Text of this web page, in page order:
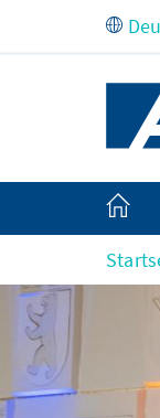
Zum Hauptinhalt